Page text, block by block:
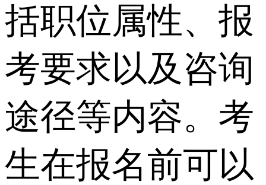
括职位属性、报
考要求以及咨询
途径等内容。考
生在报名前可以